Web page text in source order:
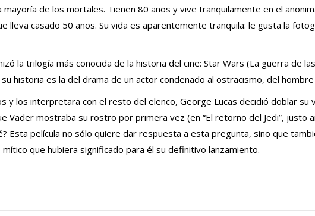
de los mortales. Tienen 80 años y vive tranquilamente en el
lleva casado 50 años. Su vida es aparentemente tranquila: le gusta la
la trilogía más conocida de la historia del cine: Star Wars (La guerra de
historia es la del drama de un actor condenado al ostracismo, del
y los interpretara con el resto del elenco, George Lucas decidió doblar su
Vader mostraba su rostro por primera vez (en “El retorno del Jedi”, justo
Esta película no sólo quiere dar respuesta a esta pregunta, sino que
que hubiera significado para él su definitivo lanzamiento.